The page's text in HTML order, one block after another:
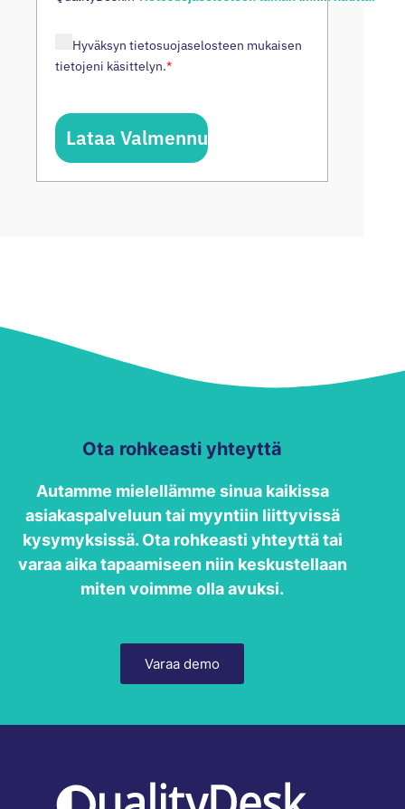
Hyväksyn tietosuojaselosteen mukaisen
tietojeni käsittelyn.*
Lataa Valmennustyökirja
Ota rohkeasti yhteyttä
Autamme mielellämme sinua kaikissa
asiakaspalveluun tai myyntiin liittyvissä
kysymyksissä. Ota rohkeasti yhteyttä tai
varaa aika tapaamiseen niin keskustellaan
miten voimme olla avuksi.
Varaa demo